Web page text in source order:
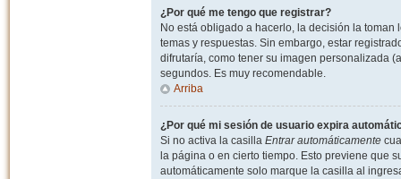
¿Por qué me tengo que registrar?
No está obligado a hacerlo, la decisión la
temas y respuestas. Sin embargo, estar
difrutaría, como tener su imagen personalizada
segundos. Es muy recomendable.
Arriba
¿Por qué mi sesión de usuario expira
Si no activa la casilla Entrar automáticamente
la página o en cierto tiempo. Esto previene que
automáticamente solo marque la casilla al